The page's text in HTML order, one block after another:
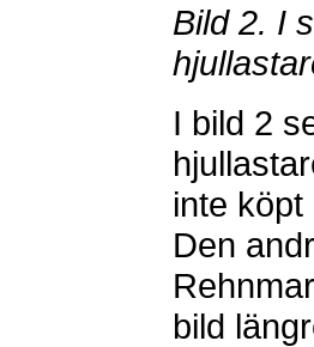
Bild 2. I
I bild 2
inte
Den
bild